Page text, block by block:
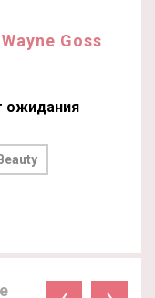
Goss
ожидания